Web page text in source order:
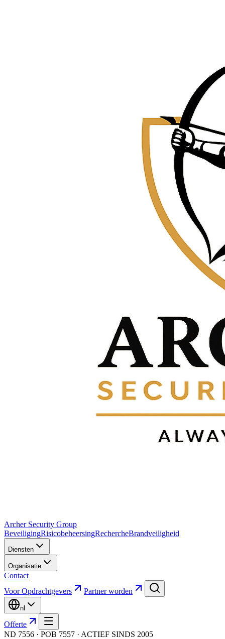
Archer Security Group
BeveiligingRisicobeheersingRechercheBrandveiligheid
Diensten
Organisatie
Contact
Voor Opdrachtgevers
Partner worden
nl
Offerte
ND 7556 · POB 7557 · ACTIEF SINDS 2005